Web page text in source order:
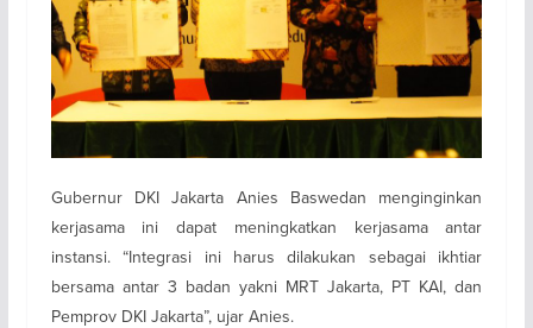
Gubernur DKI Jakarta Anies Baswedan menginginkan
kerjasama ini dapat meningkatkan kerjasama antar
instansi. “Integrasi ini harus dilakukan sebagai ikhtiar
bersama antar 3 badan yakni MRT Jakarta, PT KAI, dan
Pemprov DKI Jakarta”, ujar Anies.